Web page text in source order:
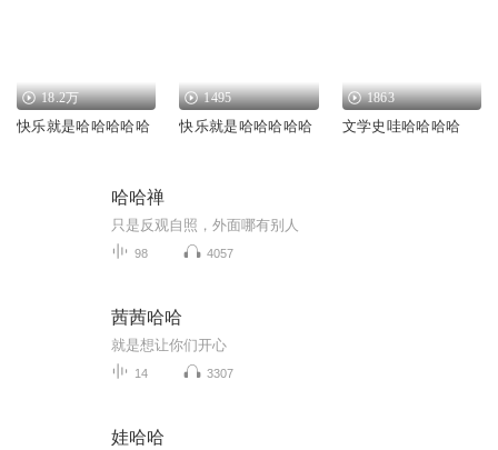
18.2万
快乐就是哈哈哈哈哈
1495
快乐就是哈哈哈哈哈
1863
文学史哇哈哈哈哈
哈哈禅
只是反观自照，外面哪有别人
98 4057
茜茜哈哈
就是想让你们开心
14 3307
娃哈哈